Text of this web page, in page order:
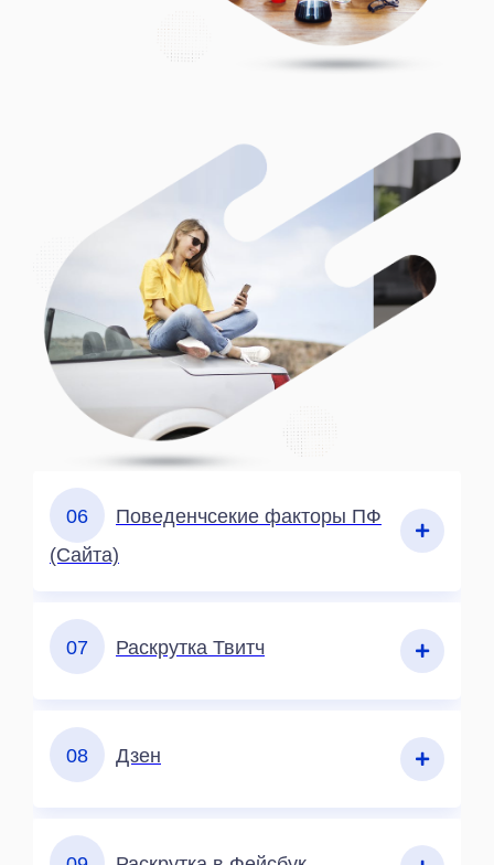
06
Поведенчсекие факторы ПФ
(Сайта)
07 Раскрутка Твитч
08 Дзен